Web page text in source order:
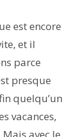
est encore
et il
parce
presque
quelqu’un
vacances,